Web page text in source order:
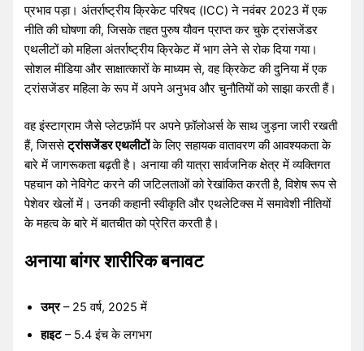
प्रभाव पड़ा। अंतर्राष्ट्रीय क्रिकेट परिषद (ICC) ने नवंबर 2023 में एक
नीति की घोषणा की, जिसके तहत पुरुष यौवन प्राप्त कर चुके ट्रांसजेंडर
एथलीटों को महिला अंतर्राष्ट्रीय क्रिकेट में भाग लेने से रोक दिया गया।
सोशल मीडिया और साक्षात्कारों के माध्यम से, वह क्रिकेट की दुनिया में एक
ट्रांसजेंडर महिला के रूप में अपने अनुभव और चुनौतियों को साझा करती हैं।
वह इंस्टाग्राम जैसे प्लेटफ़ॉर्म पर अपने फ़ॉलोअर्स के साथ जुड़ना जारी रखती
हैं, जिससेट्रांसजेंडर एथलीटोंके लिए सहायक वातावरण की आवश्यकता के
बारे में जागरूकता बढ़ती है। अनाया की यात्रा सार्वजनिक क्षेत्र में व्यक्तिगत
पहचान को नेविगेट करने की जटिलताओं को रेखांकित करती है, विशेष रूप से
पेशेवर खेलों में। उनकी कहानी स्वीकृति और एथलेटिक्स में समावेशी नीतियों
के महत्व के बारे में बातचीत को प्रेरित करती है।
अनाया बांगर शारीरिक बनावट
उम्र– 25 वर्ष, 2025 में
हाइट– 5.4 इंच के लगभग